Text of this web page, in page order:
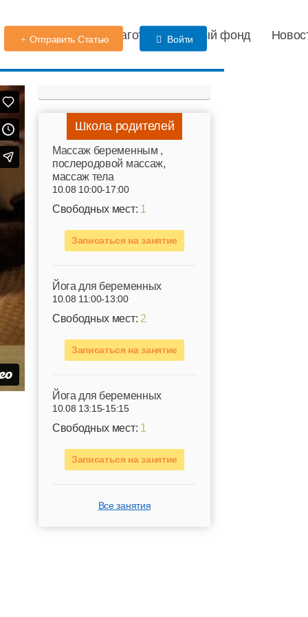
Детский сад Благотворительный фонд
Отправить Статью Войти
Школа родителей
Mассаж беременным ,
послеродовой массаж,
массаж тела
10.08 10:00-17:00
Свободных мест: 1
Записаться на занятие
Йога для беременных
10.08 11:00-13:00
Свободных мест: 2
Записаться на занятие
Йога для беременных
10.08 13:15-15:15
Свободных мест: 1
Записаться на занятие
Все занятия